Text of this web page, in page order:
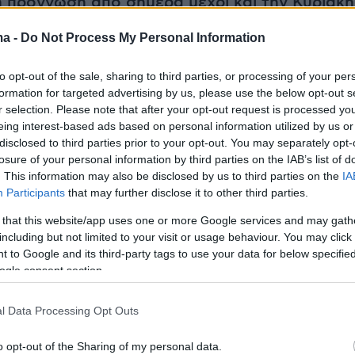
- Do Not Process My Personal Information
opt-out of the sale, sharing to third parties, or processing of your
for targeted advertising by us, please use the below opt-out
selection. Please note that after your opt-out request is processed
interest-based ads based on personal information utilized by us
to third parties prior to your opt-out. You may separately
of your personal information by third parties on the IAB’s list of
This information may also be disclosed by us to third parties on the
Participants that may further disclose it to other third parties.
that this website/app uses one or more Google services and may
but not limited to your visit or usage behaviour. You may
to Google and its third-party tags to use your data for below
consent section.
Data Processing Opt Outs
opt-out of the Sharing of my personal data.
και την Πέμπτη (10 & 11/4), δεν προβλέπονται
στις περισσότερες περιοχές της
ηλιοφάνεια. Οι άνεμοι θα πνέουν από
με ένταση στα δυτικά 3 με 4 και στα
με 6 μποφόρ. Η θερμοκρασία δεν θα αλλάξει
την περαιτέρω εξέλιξη του καιρού, βροχές
αναμένονται τουλάχιστον ως την Κυριακή
άνεμοι θα είναι οι Β-ΒΑ και η
θα κυμανθεί περίπου στα ίδια επίπεδα.
η ΕΜΥ